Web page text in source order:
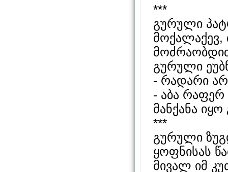
***
გურული
მოქალაქევ,
გურული
- რადარი
- აბა
მანქანა
***
გურული
ყოფნისას
მივალ იმ